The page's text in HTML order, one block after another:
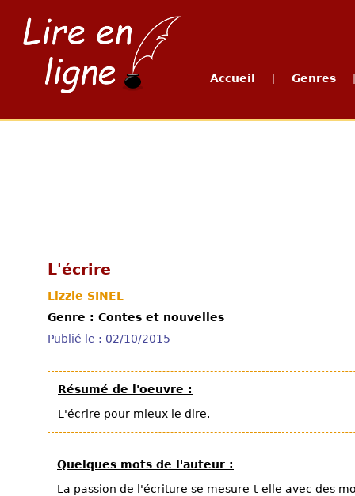
Accueil Genres
L'écrire
Lizzie SINEL
Genre : Contes et nouvelles
Publié le : 02/10/2015
Résumé de l'oeuvre :
L'écrire pour mieux le dire.
Quelques mots de l'auteur :
La passion de l'écriture se mesure-t-elle avec des